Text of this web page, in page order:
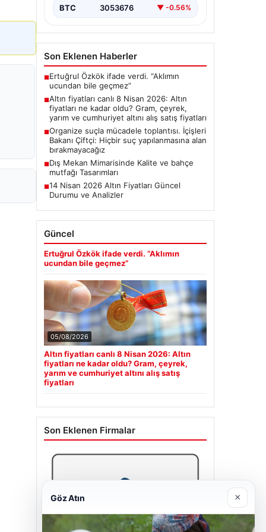
BTC 3053676 ▼ -0.56%
Son Eklenen Haberler
■Ertuğrul Özkök ifade verdi. “Aklımın
ucundan bile geçmez”
■Altın fiyatları canlı 8 Nisan 2026: Altın
fiyatları ne kadar oldu? Gram, çeyrek,
yarım ve cumhuriyet altını alış satış fiyatları
■Organize suçla mücadele toplantısı. İçişleri
Bakanı Çiftçi: Hiçbir suç yapılanmasına alan
bırakmayacağız
■Dış Mekan Mimarisinde Kalite ve bahçe
mutfağı Tasarımları
■14 Nisan 2026 Altın Fiyatları Güncel
Durumu ve Analizler
Güncel
Ertuğrul Özkök ifade verdi. “Aklımın
ucundan bile geçmez”
05/08/2026
Altın fiyatları canlı 8 Nisan 2026: Altın
fiyatları ne kadar oldu? Gram, çeyrek,
yarım ve cumhuriyet altını alış satış
fiyatları
Son Eklenen Firmalar
Göz Atın ×